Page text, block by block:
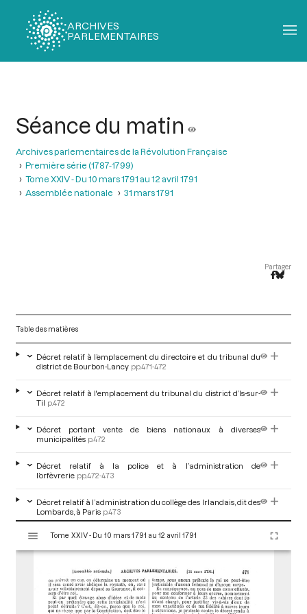
ARCHIVES
PARLEMENTAIRES
Séance du matin
Archives parlementaires de la Révolution Française
Première série (1787-1799)
Tome XXIV - Du 10 mars 1791 au 12 avril 1791
Assemblée nationale
31 mars 1791
Partager
Table des matières
Décret relatif à l’emplacement du directoire et du tribunal du
district de Bourbon-Lancy pp.471-472
Décret relatif à l'emplacement du tribunal du district d’Is-sur-
Til p.472
Décret portant vente de biens nationaux à diverses
municipalités p.472
Décret relatif à la police et à l’administration de
l’orfèvrerie pp.472-473
Décret relatif à l’administration du collège des Irlandais, dit des
Lombards, à Paris p.473
Rapport de M. Leclerc, de Paris, sur l’état de la fabrication des
Décret relatif à la police du bureau des procès-verbaux de
l’Assemblée et à la rédaction des procès-verbaux pp.475-476
Décret relatif aux recouvrements et comptabilité des fermiers
s
Tome XXIV - Du 10 mars 1791 au 12 avril 1791